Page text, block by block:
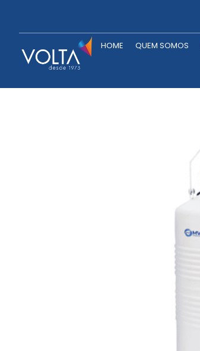
HOME QUEM SOMOS